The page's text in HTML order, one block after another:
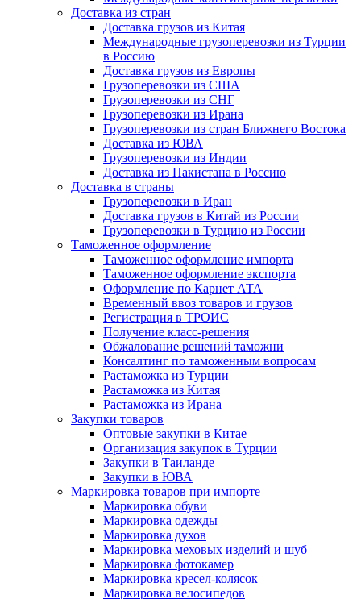
Доставка из стран
Доставка грузов из Китая
Международные грузоперевозки из Турции
в Россию
Доставка грузов из Европы
Грузоперевозки из США
Грузоперевозки из СНГ
Грузоперевозки из Ирана
Грузоперевозки из стран Ближнего Востока
Доставка из ЮВА
Грузоперевозки из Индии
Доставка из Пакистана в Россию
Доставка в страны
Грузоперевозки в Иран
Доставка грузов в Китай из России
Грузоперевозки в Турцию из России
Таможенное оформление
Таможенное оформление импорта
Таможенное оформление экспорта
Оформление по Карнет АТА
Временный ввоз товаров и грузов
Регистрация в ТРОИС
Получение класс-решения
Обжалование решений таможни
Консалтинг по таможенным вопросам
Растаможка из Турции
Растаможка из Китая
Растаможка из Ирана
Закупки товаров
Оптовые закупки в Китае
Организация закупок в Турции
Закупки в Таиланде
Закупки в ЮВА
Маркировка товаров при импорте
Маркировка обуви
Маркировка одежды
Маркировка духов
Маркировка меховых изделий и шуб
Маркировка фотокамер
Маркировка кресел-колясок
Маркировка велосипедов